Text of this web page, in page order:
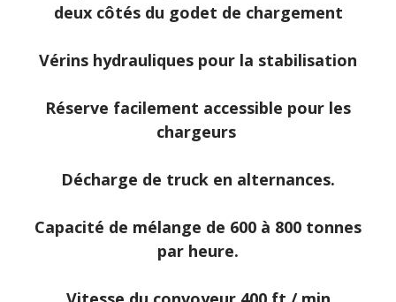
deux côtés du godet de chargement
Vérins hydrauliques pour la stabilisation
Réserve facilement accessible pour les
chargeurs
Décharge de truck en alternances.
Capacité de mélange de 600 à 800 tonnes
par heure.